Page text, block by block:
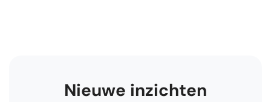
Nieuwe inzichten